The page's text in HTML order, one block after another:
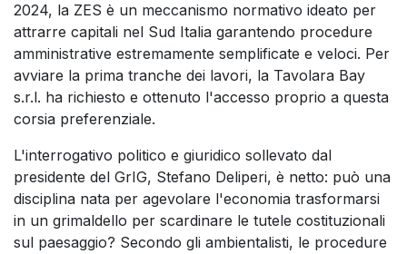
2024, la ZES è un meccanismo normativo ideato per
attrarre capitali nel Sud Italia garantendo procedure
amministrative estremamente semplificate e veloci. Per
avviare la prima tranche dei lavori, la Tavolara Bay
s.r.l. ha richiesto e ottenuto l'accesso proprio a questa
corsia preferenziale.
L'interrogativo politico e giuridico sollevato dal
presidente del GrIG, Stefano Deliperi, è netto: può una
disciplina nata per agevolare l'economia trasformarsi
in un grimaldello per scardinare le tutele costituzionali
sul paesaggio? Secondo gli ambientalisti, le procedure